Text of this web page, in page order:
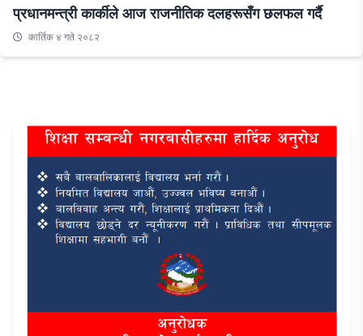
प्रधानमन्त्री कार्कीले आज राजनीतिक दलहरूसँग छलफल गर्दै
कार्तिक ४ गते २०८२